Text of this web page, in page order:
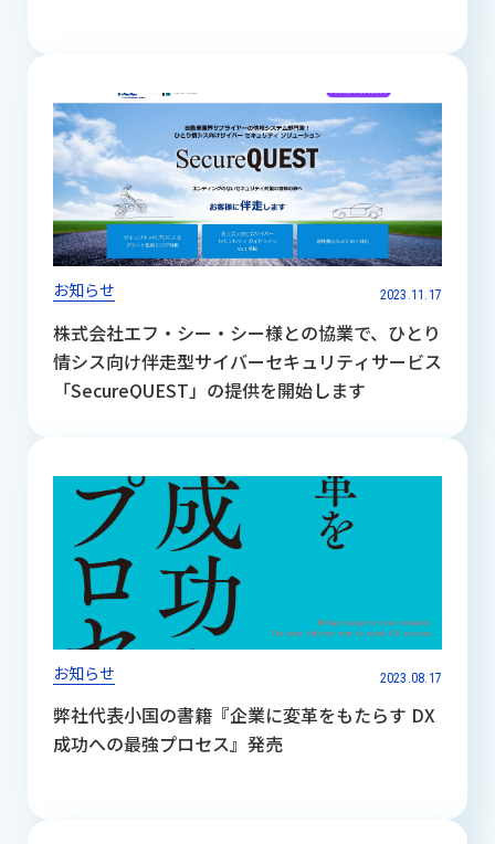
お知らせ 2023.11.17
株式会社エフ・シー・シー様との協業で、ひとり
情シス向け伴走型サイバーセキュリティサービス
「SecureQUEST」の提供を開始します
お知らせ 2023.08.17
弊社代表小国の書籍『企業に変革をもたらす DX
成功への最強プロセス』発売